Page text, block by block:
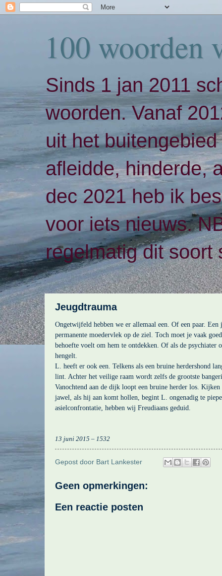
100 woorden
Sinds 1 jan 2011
woorden. Vanaf
uit het
afleidde, hinderde,
dec 2021 heb ik
voor iets nieuws.
regelmatig dit soort
Jeugdtrauma
Ongetwijfeld hebben we er allemaal een. Of een paar. Een
permanente moedervlek op de ziel. Toch moet je vaak
behoefte voelt om hem te ontdekken. Of als de psychiater
hengelt.
L. heeft er ook een. Telkens als een bruine herdershond
lint. Achter het veilige raam wordt zelfs de grootste
Vanochtend aan de dijk loopt een bruine herder los.
jawel, als hij aan komt hollen, begint L. ongenadig te
asielconfrontatie, hebben wij Freudiaans geduid.
13 juni 2015 – 1532
Gepost door Bart Lankester
Geen opmerkingen:
Een reactie posten